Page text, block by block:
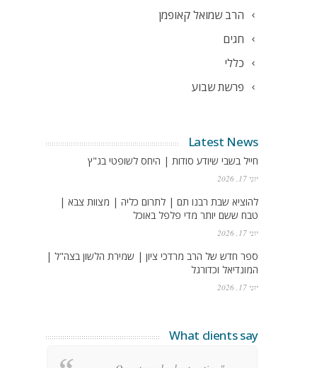
הרב שמואל קאופמן
חגים
כללי
פרשת שבוע
Latest News
חייל בשבי שיודע סודות | היחס לשופטי בג"ץ
יוני 17, 2026
להוציא שבת רבנו תם | לתרום כליה | מצוות צבא |
טבח ששם יותר מדי פלפל באוכל
יוני 17, 2026
ספר חדש של הרב מרדכי ציון | שמירת הלשון בצה"ל |
המונדיאל וכדורגל
יוני 17, 2026
What clients say